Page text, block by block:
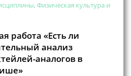
Физическая культура и
работа «Есть ли
анализ
аналогов в